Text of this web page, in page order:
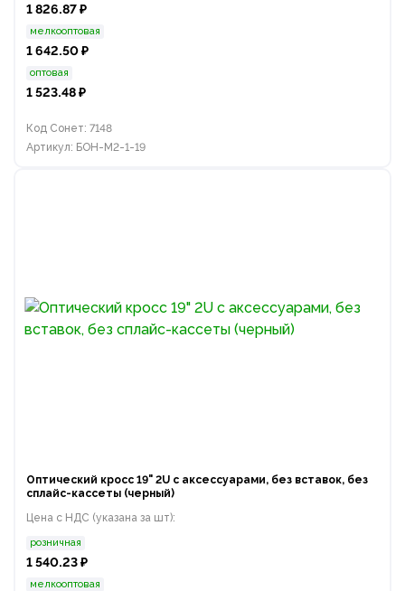
1 826.87 ₽
мелкооптовая
1 642.50 ₽
оптовая
1 523.48 ₽
Код Сонет: 7148
Артикул: БОН-М2-1-19
Оптический кросс 19" 2U с аксессуарами, без вставок, без
сплайс-кассеты (черный)
Цена с НДС (указана за шт):
розничная
1 540.23 ₽
мелкооптовая